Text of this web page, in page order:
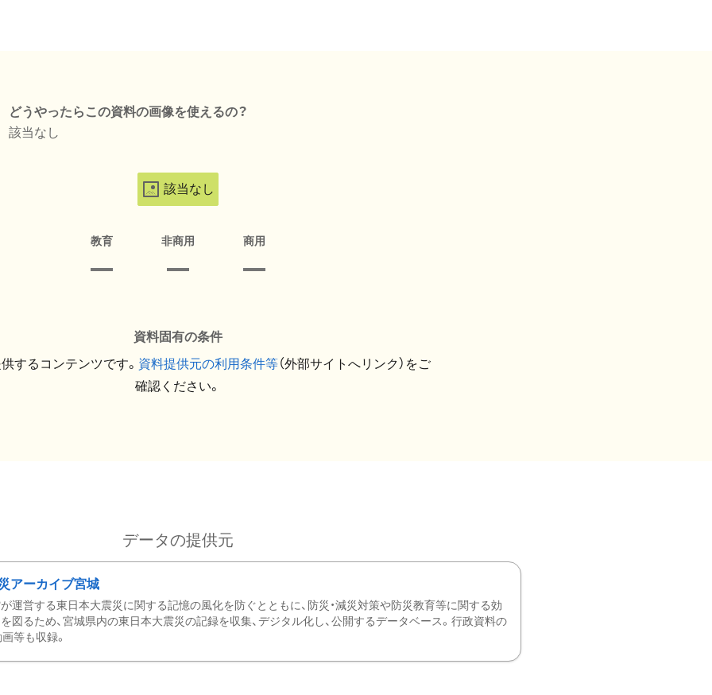
どうやったらこの資料の画像を使えるの？
該当なし
該当なし
教育 非商用 商用
資料固有の条件
するコンテンツです。 資料提供元の利用条件等（外部サイトへリンク）をご
確認ください。
データの提供元
アーカイブ宮城
運営する東日本大震災に関する記憶の風化を防ぐとともに、防災・減災対策や防災教育等に関する効
図るため、宮城県内の東日本大震災の記録を収集、デジタル化し、公開するデータベース。行政資料の
等も収録。